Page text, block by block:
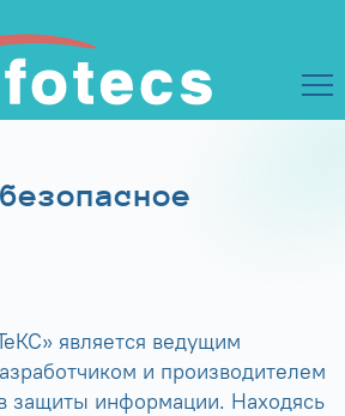
является ведущим
и производителем
защиты информации. Находясь